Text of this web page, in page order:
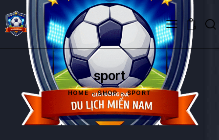
0
sport
HOME SHOP SPORT